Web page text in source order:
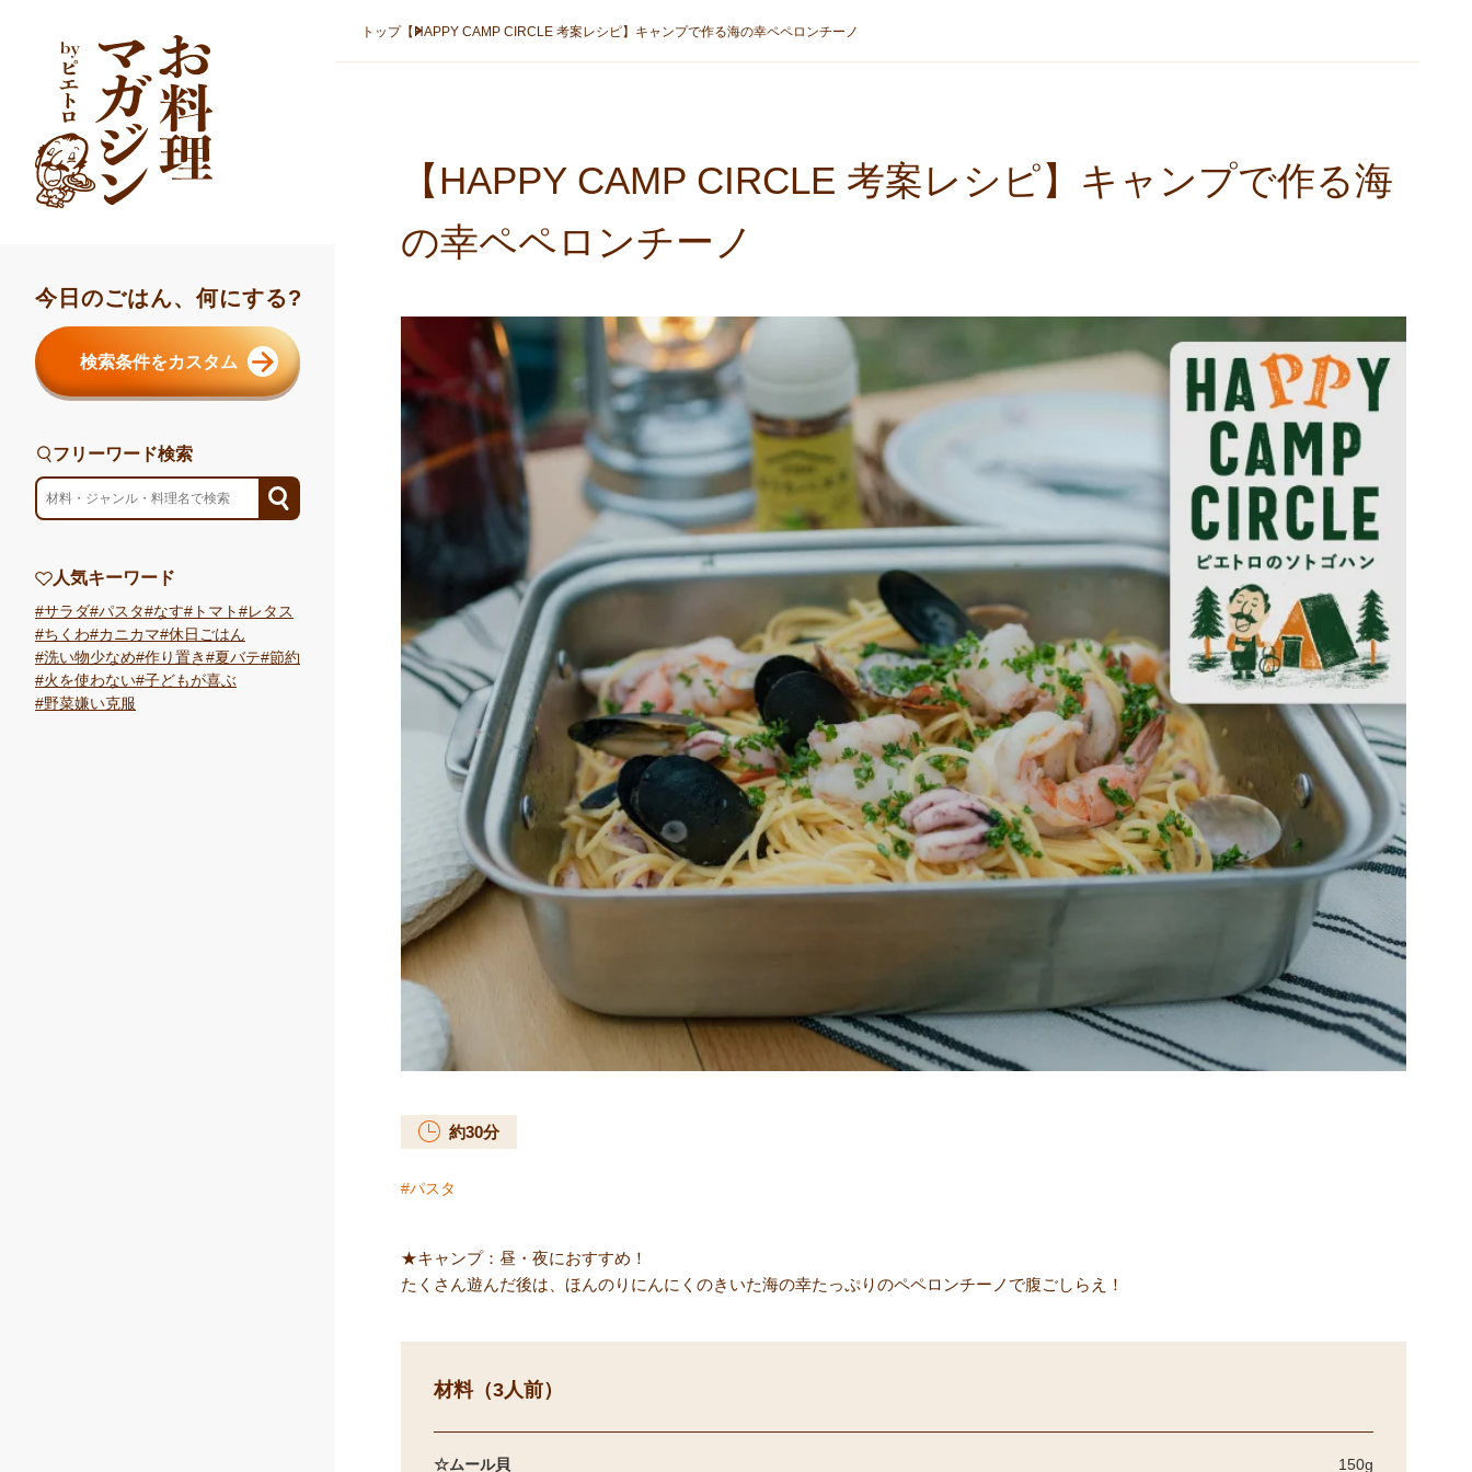
今日のごはん、何にする?
検索条件をカスタム
フリーワード検索
フリーワード検索
人気キーワード
サラダ パスタ なす トマト
レタス
ちくわ
カニカマ 休日ごはん
洗い物少なめ 作り置き 夏バテ 節約
火を使わない 子どもが喜ぶ
野菜嫌い克服
トップ【HAPPY CAMP CIRCLE 考案レシピ】キャンプで作る海の幸ペペロンチーノ
【HAPPY CAMP CIRCLE 考案レシピ】キャンプで作る海
の幸ペペロンチーノ
約30分
パスタ
★キャンプ：昼・夜におすすめ！
たくさん遊んだ後は、ほんのりにんにくのきいた海の幸たっぷりのペペロンチーノで腹ごしらえ！
材料（3人前）
☆ムール貝 150g